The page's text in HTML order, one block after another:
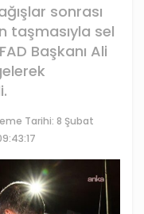
sonrası
taşmasıyla sel
Başkanı Ali
Tarihi: 8 Şubat